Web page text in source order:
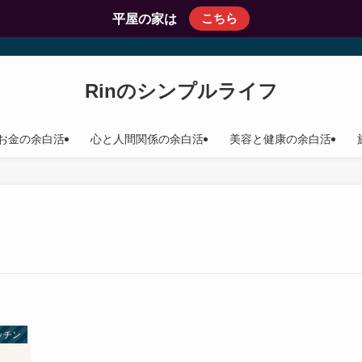
平屋の家は こちら
Rinのシンプルライフ
金の余白活 心と人間関係の余白活 美容と健康の余白活
チン